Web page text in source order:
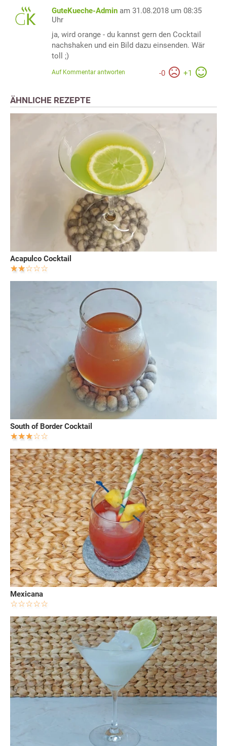
GuteKueche-Admin am 31.08.2018 um 08:35
Uhr
ja, wird orange - du kannst gern den Cocktail
nachshaken und ein Bild dazu einsenden. Wär
toll ;)
-0 +1
Auf Kommentar antworten
ÄHNLICHE REZEPTE
Acapulco Cocktail
South of Border Cocktail
Mexicana